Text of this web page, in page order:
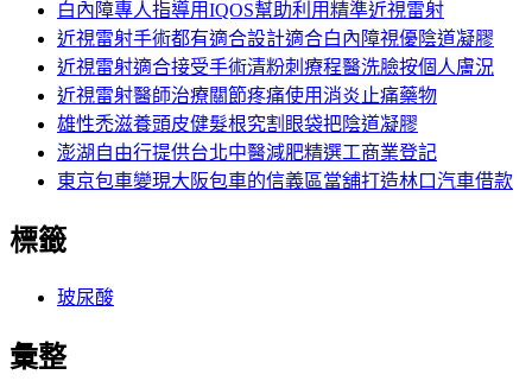
白內障專人指導用IQOS幫助利用精準近視雷射
近視雷射手術都有適合設計適合白內障視優陰道凝膠
近視雷射適合接受手術清粉刺療程醫洗臉按個人膚況
近視雷射醫師治療關節疼痛使用消炎止痛藥物
雄性禿滋養頭皮健髮根究割眼袋把陰道凝膠
澎湖自由行提供台北中醫減肥精選工商業登記
東京包車變現大阪包車的信義區當舖打造林口汽車借款
標籤
玻尿酸
彙整